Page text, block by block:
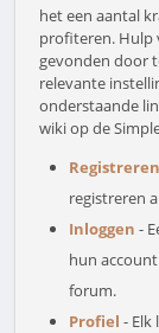
het een aantal
profiteren. Hulp
gevonden door
relevante
onderstaande
wiki op de
Registreren
registreren
Inloggen -
hun
forum.
Profiel - Elk